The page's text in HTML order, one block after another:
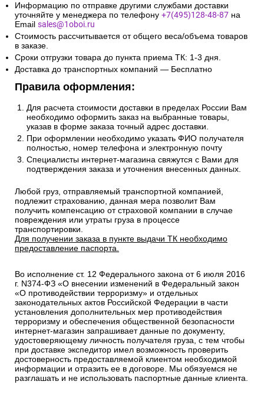
Информацию по отправке другими службами доставки
уточняйте у менеджера по телефону +7(495)128-48-87 на
Email sales@1oboi.ru
Стоимость рассчитывается от общего веса/объема товаров
в заказе.
Сроки отгрузки товара до пункта приема ТК: 1-3 дня.
Доставка до транспортных компаний — Бесплатно
Правила оформления:
Для расчета стоимости доставки в пределах России Вам
необходимо оформить заказ на выбранные товары,
указав в форме заказа точный адрес доставки.
При оформлении необходимо указать ФИО получателя
полностью, номер телефона и электронную почту
Специалисты интернет-магазина свяжутся с Вами для
подтверждения заказа и уточнения внесенных данных.
Любой груз, отправляемый транспортной компанией,
подлежит страхованию, данная мера позволит Вам
получить компенсацию от страховой компании в случае
повреждения или утраты груза в процессе
транспортировки.
Для получении заказа в пункте выдачи ТК необходимо
предоставление паспорта.
Во исполнение ст. 12 Федерального закона от 6 июля 2016
г. N374-ФЗ «О внесении изменений в Федеральный закон
«О противодействии терроризму» и отдельных
законодательных актов Российской Федерации в части
установления дополнительных мер противодействия
терроризму и обеспечения общественной безопасности
интернет-магазин запрашивает данные по документу,
удостоверяющему личность получателя груза, с тем чтобы
при доставке экспедитор имел возможность проверить
достоверность предоставляемой клиентом необходимой
информации и отразить ее в договоре. Мы обязуемся не
разглашать и не использовать паспортные данные клиента.